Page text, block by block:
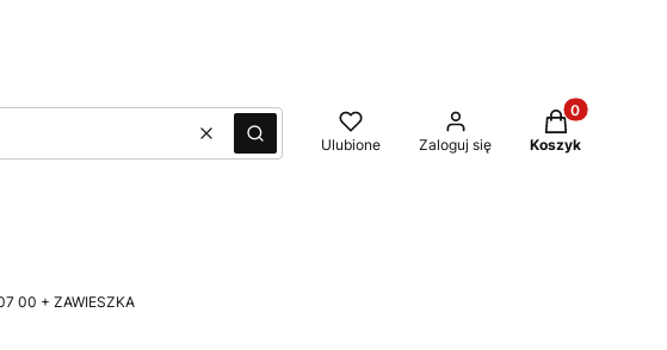
WyczyśćSzukaj Ulubione Zaloguj się
Produkty w
Koszyk
00 + ZAWIESZKA